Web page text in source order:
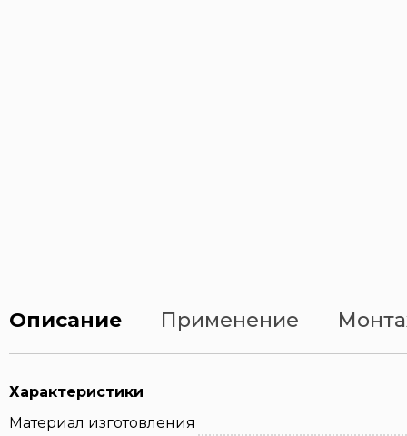
Описание Применение
Характеристики
Материал изготовления